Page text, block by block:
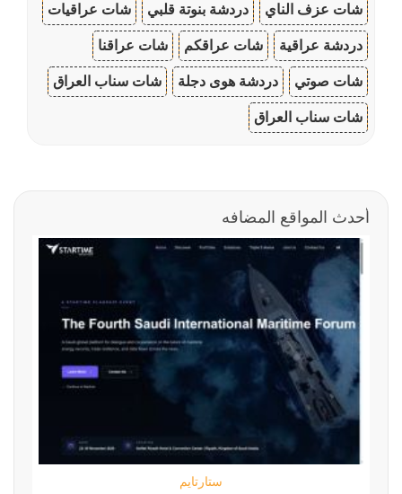
شات عزف الناي دردشة بنوتة قلبي شات عراقيات
دردشة عراقية شات عراقكم شات عراقنا
شات صوتي دردشة هوى دجلة شات سناب العراق
شات سناب العراق
أحدث المواقع المضافه
ستارتايم